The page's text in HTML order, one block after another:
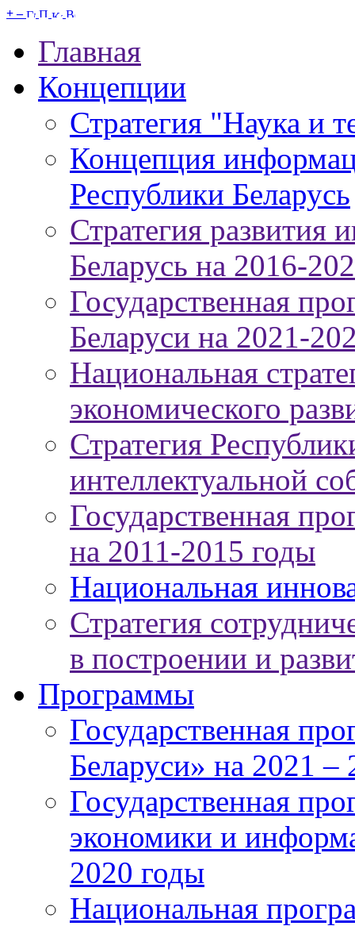
+ –
Главная
Концепции
Стратегия "Наука и
Концепция
Республики Беларусь
Стратегия развития
Беларусь на 2016-
Государственная
Беларуси на 2021-
Национальная
экономического
Стратегия
интеллектуальной
Государственная
на 2011-2015 годы
Национальная
Стратегия
в построении и
Программы
Государственная
Беларуси» на 2021 –
Государственная
экономики и
2020 годы
Национальная